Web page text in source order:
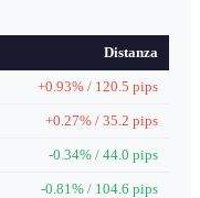
Distanza
+0.93% / 120.5 pips
+0.27% / 35.2 pips
-0.34% / 44.0 pips
-0.81% / 104.6 pips